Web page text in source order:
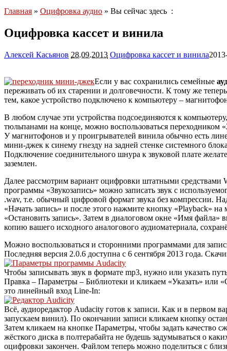
Главная » Оцифровка аудио » Вы сейчас здесь :
Оцифровка кассет и винила
Алексей Касьянов 28.09.2013 Оцифровка кассет и винила
Если у вас сохранились семейные
переживать об их старении и долговечности. К тому же
тем, какое устройство подключено к компьютеру –
В любом случае эти устройства подсоединяются к
тюльпанами на конце, можно воспользоваться переходником
У магнитофонов и у проигрывателей винила обычно есть
мини-джек к синему гнезду на задней стенке системного
Подключение соединительного шнура к звуковой плате
заземлен.
Далее рассмотрим вариант оцифровки штатными
программы «Звукозапись» можно записать звук с
.wav, т.е. обычный цифровой формат звука без компрессии.
«Начать запись» и после этого нажмите кнопку «Playback»
«Остановить запись». Затем в диалоговом окне «Имя
копию вашего исходного аналогового аудиоматериала,
Можно воспользоваться и сторонними программами для
Последняя версия 2.0.6 доступна с 6 сентября 2013 года.
Чтобы записывать звук в формате mp3, нужно или указать
Правка – Параметры – Библиотеки и кликаем «Указать» или
это линейный вход Line-In:
Всё, аудиоредактор Audacity готов к записи. Как и в первом
запускаем винил). По окончании записи кликаем кнопку
Затем кликаем на кнопке Параметры, чтобы задать качество
жёсткого диска в полтерабайта не будешь задумываться о
оцифровки закончен. Файлом теперь можно поделиться с